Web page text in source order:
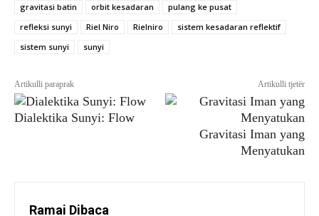
gravitasi batin
orbit kesadaran
pulang ke pusat
refleksi sunyi
Riel Niro Rielniro
sistem kesadaran reflektif
sistem sunyi
sunyi
Artikulli paraprak
Dialektika Sunyi: Flow
Artikulli tjetër
Gravitasi Iman yang
Menyatukan
Ramai Dibaca